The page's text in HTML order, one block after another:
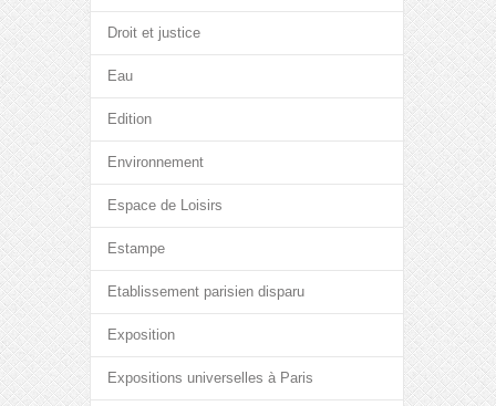
Droit et justice
Eau
Edition
Environnement
Espace de Loisirs
Estampe
Etablissement parisien disparu
Exposition
Expositions universelles à Paris